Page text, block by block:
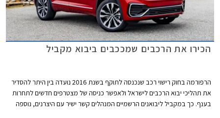
הכירו את הרכבים שמככבים ביבוא מקביל
הרפורמה בחוק רישוי רכב שנכנסה לתוקף בשנת 2016 נועדה בין היתר להסדיר
את תהליכי יבוא הרכבים לישראל ולאפשר כניסה של מצטרפים חדשים לתחרות
בענף. כך במקביל ליבואנים הרשמיים המנהלים קשר ישיר עם היצרנים, נוספה